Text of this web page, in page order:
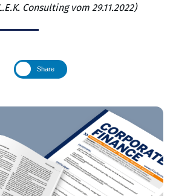
Consulting vom 29.11.2022)
Share